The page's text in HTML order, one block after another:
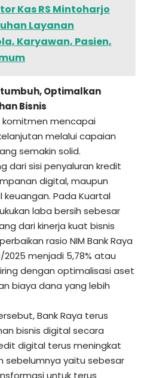
Kas RS Mintoharjo
Layanan
Karyawan, Pasien,
Optimalkan
Bisnis
komitmen mencapai
melalui capaian
semakin solid.
dari sisi penyaluran kredit
digital, maupun
Pada Kuartal
laba bersih sebesar
dari kinerja kuat bisnis
rasio NIM Bank Raya
menjadi 5,78% atau
dengan optimalisasi aset
biaya dana yang lebih
Bank Raya terus
bisnis digital secara
digital terus meningkat
sebelumnya yaitu sebesar
untuk terus